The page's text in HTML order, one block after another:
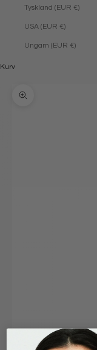
Tyskland (EUR €)
USA (EUR €)
Ungarn (EUR €)
Kurv
Zoom